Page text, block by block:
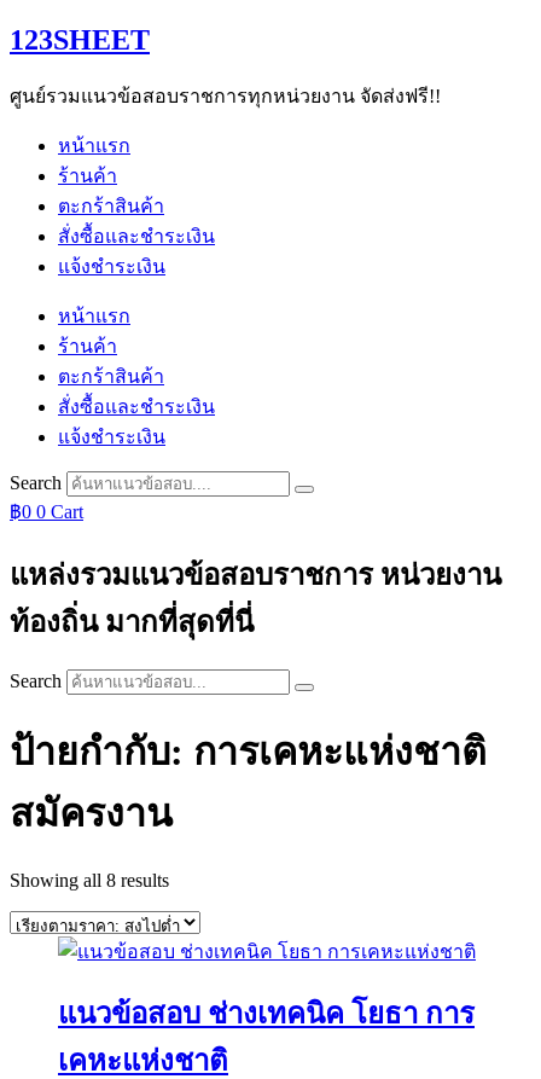
Skip
to
123SHEET
ศูนย์รวมแนวข้อสอบราชการทุกหน่วยงาน จัดส่งฟรี!!
หน้าแรก
ร้านค้า
ตะกร้าสินค้า
สั่งซื้อและชำระเงิน
แจ้งชำระเงิน
หน้าแรก
ร้านค้า
ตะกร้าสินค้า
สั่งซื้อและชำระเงิน
แจ้งชำระเงิน
Search
฿0 0 Cart
แหล่งรวมแนวข้อสอบราชการ หน่วยงาน
ท้องถิ่น มากที่สุดที่นี่
Search
ป้ายกำกับ: การเคหะแห่งชาติ
สมัครงาน
Showing all 8 resultsSorted
price:
high
to
แนวข้อสอบ ช่างเทคนิค โยธา การ
เคหะแห่งชาติ